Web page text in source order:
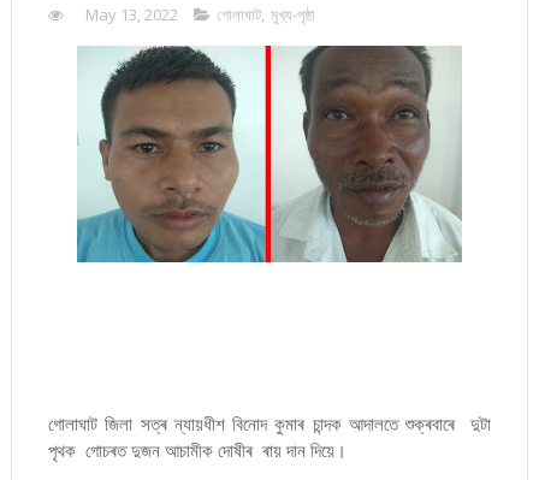
May 13, 2022 গোলাঘাট, মুখ্য-পৃষ্ঠা
গোলাঘাট জিলা সত্ৰ ন্যায়ধীশ বিনোদ কুমাৰ চান্দক আদালতে শুক্ৰবাৰে দুটা
পৃথক গোচৰত দুজন আচামীক দোষীৰ ৰায় দান দিয়ে।